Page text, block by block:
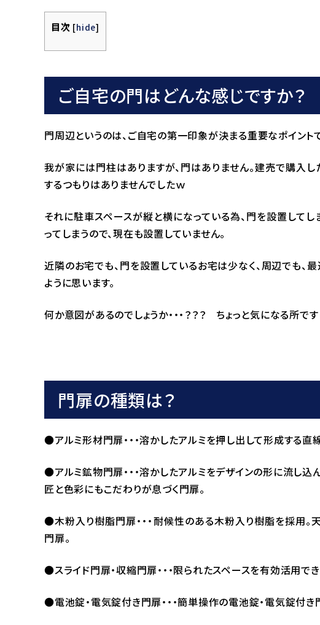
目次 [hide]
ご自宅の門はどんな感じですか？
門周辺というのは、ご自宅の第一印象が決まる重要なポイント
我が家には門柱はありますが、門はありません。建売で購入し
するつもりはありませんでしたｗ
それに駐車スペースが縦と横になっている為、門を設置してし
ってしまうので、現在も設置していません。
近隣のお宅でも、門を設置しているお宅は少なく、周辺でも、
ように思います。
何か意図があるのでしょうか・・・？？？ ちょっと気になる所
門扉の種類は？
●アルミ形材門扉・・・溶かしたアルミを押し出して形成する直
●アルミ鉱物門扉・・・溶かしたアルミをデザインの形に流し込
匠と色彩にもこだわりが息づく門扉。
●木粉入り樹脂門扉・・・耐候性のある木粉入り樹脂を採用
門扉。
●スライド門扉・収縮門扉・・・限られたスペースを有効活用でき
●電池錠・電気錠付き門扉・・・簡単操作の電池錠・電気錠付き